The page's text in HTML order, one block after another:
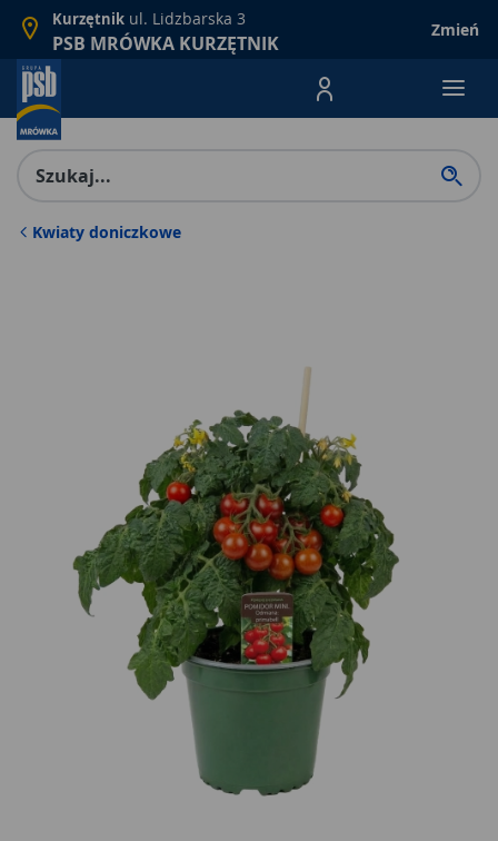
Kurzętnik ul. Lidzbarska 3
PSB MRÓWKA KURZĘTNIK
Zmień
Menu Produktów,
Kwiaty doniczkowe